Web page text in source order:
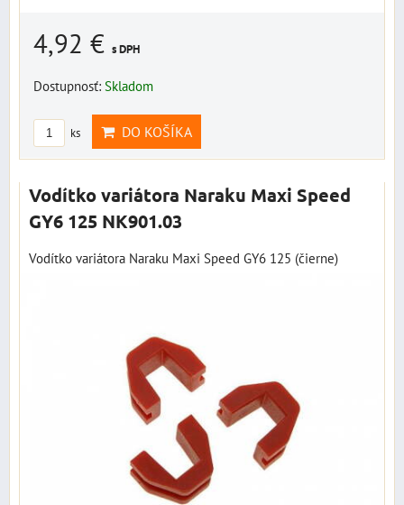
4,92 € s DPH
Dostupnosť: Skladom
ks DO KOŠÍKA
Vodítko variátora Naraku Maxi Speed
GY6 125 NK901.03
Vodítko variátora Naraku Maxi Speed GY6 125 (čierne)